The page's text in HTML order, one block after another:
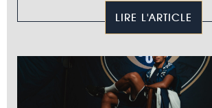
LIRE L'ARTICLE